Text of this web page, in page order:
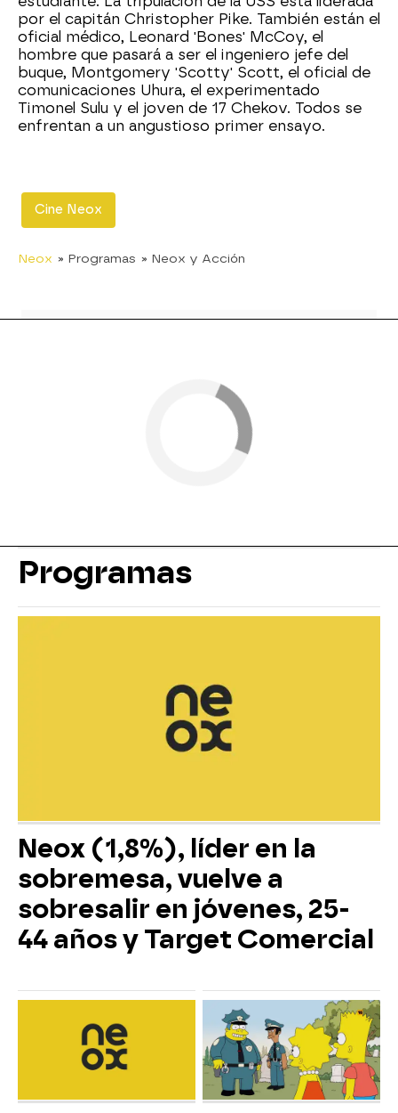
por el capitán Christopher Pike. También están el
oficial médico, Leonard 'Bones' McCoy, el
hombre que pasará a ser el ingeniero jefe del
buque, Montgomery 'Scotty' Scott, el oficial de
comunicaciones Uhura, el experimentado
Timonel Sulu y el joven de 17 Chekov. Todos se
enfrentan a un angustioso primer ensayo.
Cine Neox
Neox » Programas » Neox y Acción
Programas
Neox (1,8%), líder en la
sobremesa, vuelve a
sobresalir en jóvenes, 25-
44 años y Target Comercial